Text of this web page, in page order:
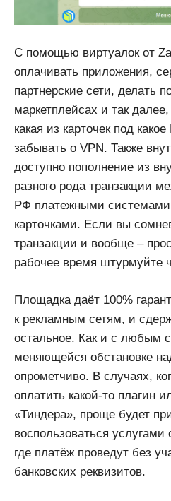
С помощью виртуалок от
оплачивать приложения,
партнерские сети, делать
маркетплейсах и так
какая из карточек под
забывать о VPN. Также
доступно пополнение из
разного рода транзакции
РФ платежными
карточками. Если вы
транзакции и вообще –
рабочее время штурмуйте
Площадка даёт 100%
к рекламным сетям, и
остальное. Как и с любым
меняющейся обстановке
опрометчиво. В случаях,
оплатить какой-то плагин
«Тиндера», проще будет
воспользоваться услугами
где платёж проведут без
банковских реквизитов.